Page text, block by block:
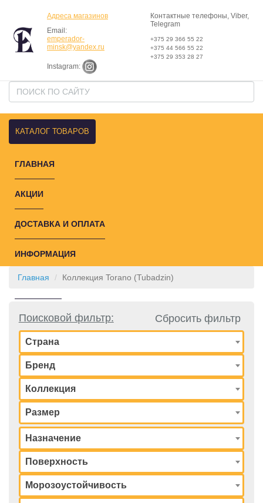
Адреса магазинов
Email:
emperador-
minsk@yandex.ru
Instagram:
Контактные телефоны, Viber,
Telegram
+375 29 366 55 22
+375 44 566 55 22
+375 29 353 28 27
КАТАЛОГ ТОВАРОВ
ГЛАВНАЯ
АКЦИИ
ДОСТАВКА И ОПЛАТА
ИНФОРМАЦИЯ
Главная Коллекция Torano (Tubadzin)
Поисковой фильтр: Сбросить фильтр
Страна
Бренд
Коллекция
Размер
Назначение
Поверхность
Морозоустойчивость